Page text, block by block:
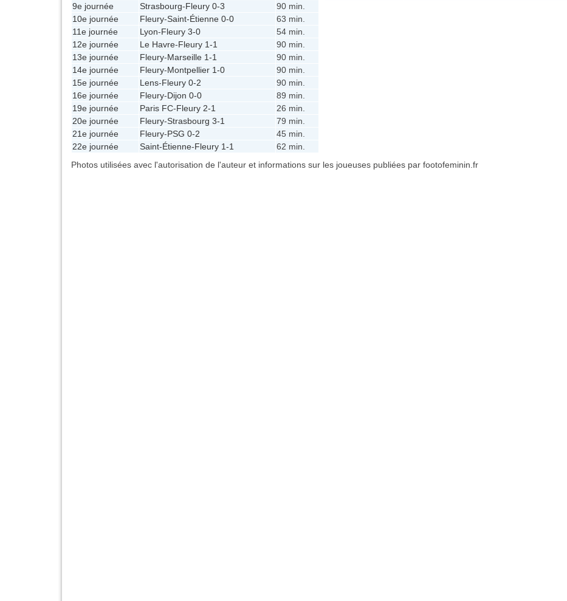
9e journée
Strasbourg-Fleury 0-3
90 min.
10e journée
Fleury-Saint-Étienne 0-0
63 min.
11e journée
Lyon-Fleury 3-0
54 min.
12e journée
Le Havre-Fleury 1-1
90 min.
13e journée
Fleury-Marseille 1-1
90 min.
14e journée
Fleury-Montpellier 1-0
90 min.
15e journée
Lens-Fleury 0-2
90 min.
16e journée
Fleury-Dijon 0-0
89 min.
19e journée
Paris FC-Fleury 2-1
26 min.
20e journée
Fleury-Strasbourg 3-1
79 min.
21e journée
Fleury-PSG 0-2
45 min.
22e journée
Saint-Étienne-Fleury 1-1 62 min.
Photos utilisées avec l'autorisation de l'auteur et informations sur les joueuses publiées par footofeminin.fr